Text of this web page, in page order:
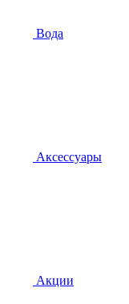
Вода
Аксессуары
Акции